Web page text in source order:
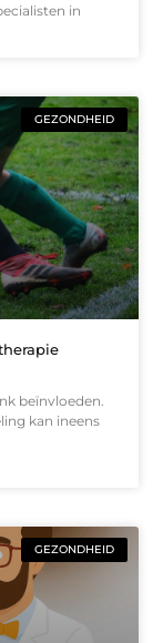
in
GEZONDHEID
beïnvloeden.
kan ineens
GEZONDHEID